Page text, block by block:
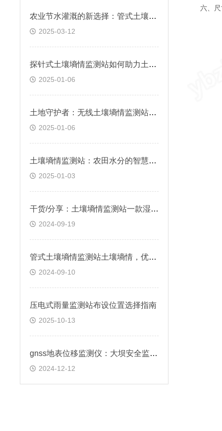
农业节水灌溉的新选择：管式土壤墒情监测站
2025-03-12
探针式土壤墒情监测站如何助力土壤管理？
2025-01-06
土地守护者：无线土壤墒情监测站介绍
2025-01-06
土壤墒情监测站：农田水分的智慧守护者
2025-01-03
干货/分享：土壤墒情监测站一款湿润土壤，农田里的“气象站“
2024-09-19
管式土壤墒情监测站土壤墒情，优化灌溉方案&2024顺丰包邮
2024-09-10
压电式雨量监测站布设位置选择指南​
2025-10-13
gnss地表位移监测仪：大坝安全监测的智慧之选
2024-12-12
六、尺